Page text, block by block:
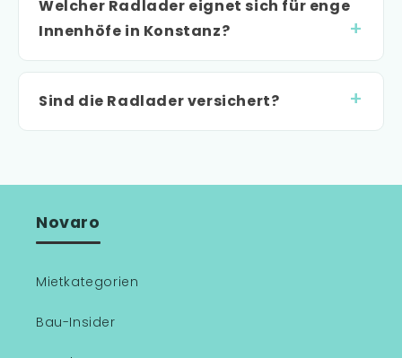
Welcher Radlader eignet sich für enge
Innenhöfe in Konstanz?
Sind die Radlader versichert?
Novaro
Mietkategorien
Bau-Insider